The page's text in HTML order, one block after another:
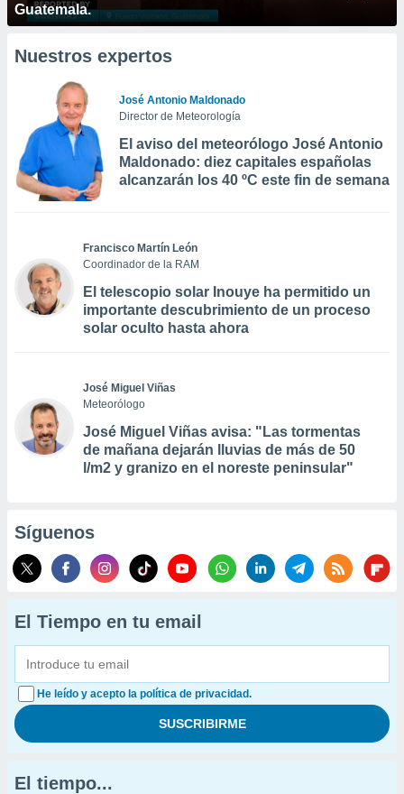
Guatemala.
Nuestros expertos
José Antonio Maldonado
Director de Meteorología
El aviso del meteorólogo José Antonio
Maldonado: diez capitales españolas
alcanzarán los 40 ºC este fin de semana
Francisco Martín León
Coordinador de la RAM
El telescopio solar Inouye ha permitido un
importante descubrimiento de un proceso
solar oculto hasta ahora
José Miguel Viñas
Meteorólogo
José Miguel Viñas avisa: "Las tormentas
de mañana dejarán lluvias de más de 50
l/m2 y granizo en el noreste peninsular"
Síguenos
El Tiempo en tu email
He leído y acepto la política de privacidad.
El tiempo...